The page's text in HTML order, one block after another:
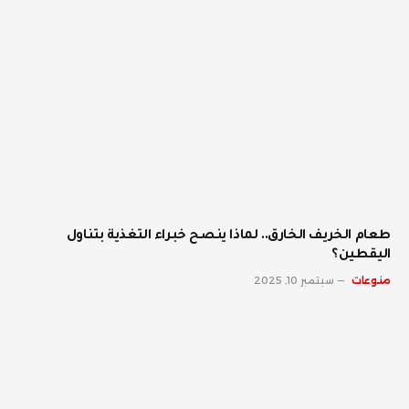
طعام الخريف الخارق.. لماذا ينصح خبراء التغذية بتناول
اليقطين؟
منوعات سبتمبر 10, 2025